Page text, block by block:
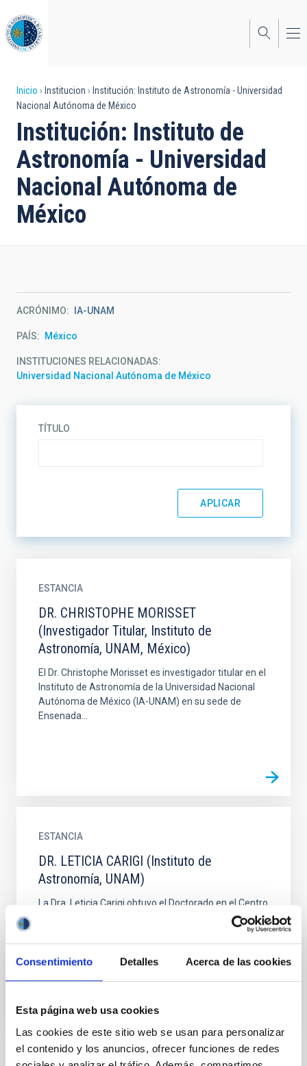
Consentimiento Detalles Acerca de las cookies
Esta página web usa cookies
Las cookies de este sitio web se usan para personalizar
el contenido y los anuncios, ofrecer funciones de redes
al
contenido
principal
Sobrescribir
enlaces
de
ayuda
a
la
Inicio Institucion
Institución: Instituto de Astronomía - Universidad
Nacional Autónoma de México
Institución: Instituto de
Astronomía - Universidad
Nacional Autónoma de
México
ACRÓNIMO IA-UNAM
PAÍS México
INSTITUCIONES RELACIONADAS
Universidad Nacional Autónoma de México
TÍTULO
ESTANCIA
DR. CHRISTOPHE MORISSET
(Investigador Titular, Instituto de
Astronomía, UNAM, México)
El Dr. Christophe Morisset es investigador titular en el
Instituto de Astronomía de la Universidad Nacional
Autónoma de México (IA-UNAM) en su sede de
Ensenada...
ESTANCIA
DR. LETICIA CARIGI (Instituto de
Astronomía, UNAM)
La Dra. Leticia Carigi obtuvo el Doctorado en el Centro
de Investigaciones de Astronomía en Mérida,
Venezuela. Más tarde se incorporó al Instituto de
Astronomía...